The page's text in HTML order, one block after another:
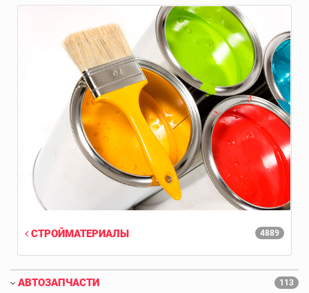
4889
СТРОЙМАТЕРИАЛЫ
АВТОЗАПЧАСТИ 113